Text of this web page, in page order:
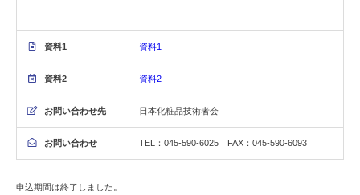
資料1 資料1
資料2 資料2
お問い合わせ先 日本化粧品技術者会
お問い合わせ TEL：045-590-6025 FAX：045-590-6093
申込期間は終了しました。